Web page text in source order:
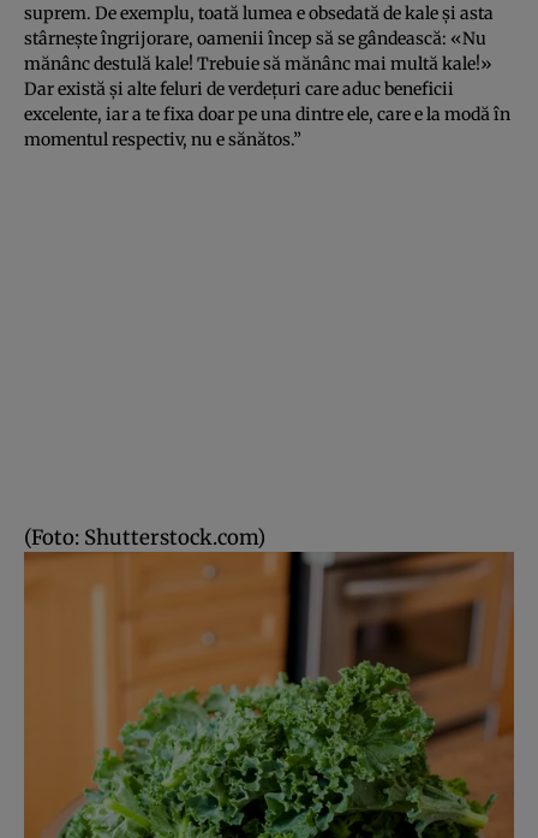
suprem. De exemplu, toată lumea e obsedată de kale şi asta
stârneşte îngrijorare, oamenii încep să se gândească: «Nu
mănânc destulă kale! Trebuie să mănânc mai multă kale!»
Dar există şi alte feluri de verdeţuri care aduc beneficii
excelente, iar a te fixa doar pe una dintre ele, care e la modă în
momentul respectiv, nu e sănătos.”
(Foto: Shutterstock.com)